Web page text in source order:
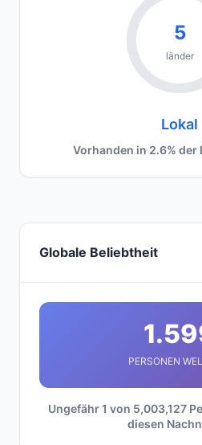
5
länder
Lokal
Vorhanden in 2.6%
Globale Beliebtheit
PERSONEN
Ungefähr 1 von 5,003,127
diesen